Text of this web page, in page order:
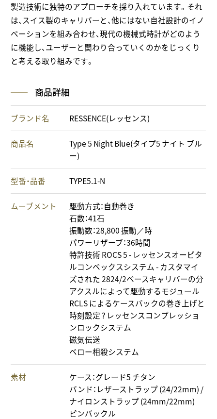
製造技術に独特のアプローチを採り入れています。それ
は、スイス製のキャリバーと、他にはない自社設計のイノ
ベーションを組み合わせ、現代の機械式時計がどのよう
に機能し、ユーザーと関わり合っていくのかをじっくり
と考える取り組みです。
商品詳細
ブランド名 RESSENCE(レッセンス)
商品名
Type 5 Night Blue(タイプ5 ナイト ブル
ー)
型番・品番 TYPE5.1-N
ムーブメント
駆動方式：自動巻き
石数：41石
振動数：28,800 振動／時
パワーリザーブ：36時間
特許技術 ROCS 5 - レッセンスオービタ
ルコンベックスシステム - カスタマイ
ズされた 2824/2ベースキャリバーの分
アクスルによって駆動するモジュール
RCLS によるケースバックの巻き上げと
時刻設定 ? レッセンスコンプレッショ
ンロックシステム
磁気伝送
ベロー相殺システム
素材
ケース：グレード5 チタン
バンド：レザーストラップ (24/22mm) /
ナイロンストラップ (24mm/22mm)
ピンバックル